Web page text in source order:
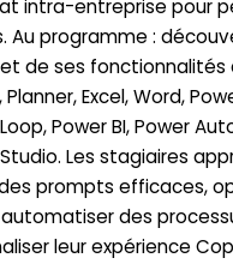
intra-entreprise pour
Au programme :
de ses fonctionnalités
Excel, Word,
Power BI, Power
Les stagiaires
prompts efficaces,
des
leur expérience